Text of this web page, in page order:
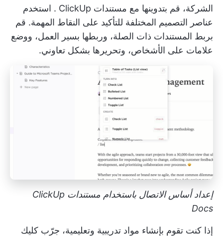
الشركة، قم بتدوينها مع مستندات ClickUp
. استخدم
عناصر التصميم المختلفة للتأكيد على النقاط المهمة. قم
بربط المستندات ذات الصلة، وربطها بسير العمل، ووضع
علامات على الأشخاص، وتحريرها بشكل تعاوني.
إعداد أساس الاتصال باستخدام مستندات ClickUp
Docs
إذا كنت تقوم بإنشاء مواد تدريبية وتعليمية، جرّب كليك